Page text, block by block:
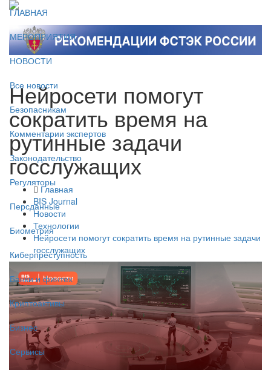
ГЛАВНАЯ
МЕРОПРИЯТИЯ
НОВОСТИ
Все новости
Безопасникам
Комментарии экспертов
Законодательство
Регуляторы
Персданные
Биометрия
Киберпреступность
Банки и финтех
Криптоактивы
Бизнес
Сервисы
Нейросети помогут
сократить время на
рутинные задачи
госслужащих
Главная
BIS Journal
Новости
Технологии
Нейросети помогут сократить время на рутинные задачи
госслужащих